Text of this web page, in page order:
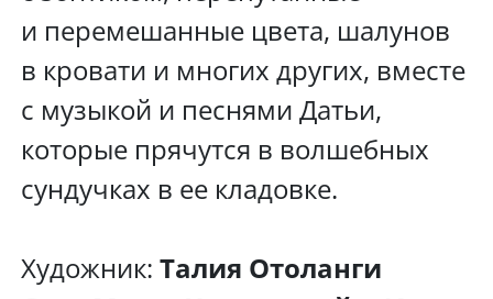
и перемешанные цвета, шалунов
в кровати и многих других, вместе
с музыкой и песнями Датьи,
которые прячутся в волшебных
сундучках в ее кладовке.
Художник: Талия Отоланги